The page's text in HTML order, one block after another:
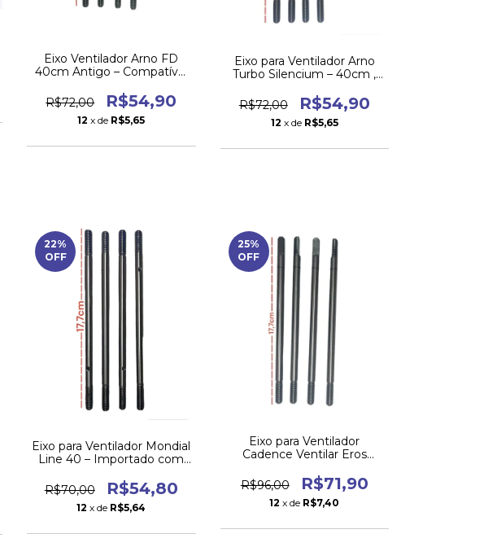
Eixo Ventilador Arno FD
40cm Antigo – Compatível
R$72,00
R$54,90
12 x de R$5,65
Eixo para Ventilador Arno
Turbo Silencium – 40cm ,
R$72,00
R$54,90
12 x de R$5,65
22%
OFF
Eixo para Ventilador Mondial
Line 40 – Importado com
R$70,00
R$54,80
12 x de R$5,64
25%
OFF
Eixo para Ventilador
Cadence Ventilar Eros
Durabilidade (4pçs)
R$96,00 R$71,90
12 x de R$7,40